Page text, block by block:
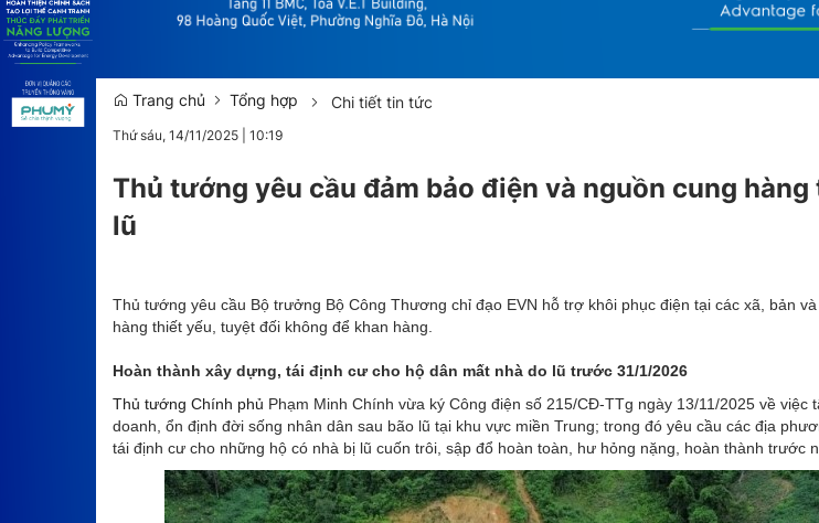
Trang chủ Tổng hợp Chi tiết tin tức
Thứ sáu, 14/11/2025 10:19
Thủ tướng yêu cầu đảm bảo điện và nguồn cung
lũ
Thủ tướng yêu cầu Bộ trưởng Bộ Công Thương chỉ đạo EVN hỗ trợ khôi phục điện tại các xã, bản
hàng thiết yếu, tuyệt đối không để khan hàng.
Hoàn thành xây dựng, tái định cư cho hộ dân mất nhà do lũ trước 31/1/2026
Thủ tướng Chính phủ Phạm Minh Chính vừa ký Công điện số 215/CĐ-TTg ngày 13/11/2025 về việc
doanh, ổn định đời sống nhân dân sau bão lũ tại khu vực miền Trung; trong đó yêu cầu các địa
tái định cư cho những hộ có nhà bị lũ cuốn trôi, sập đổ hoàn toàn, hư hỏng nặng, hoàn thành trước